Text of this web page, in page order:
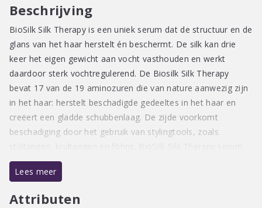
Beschrijving
BioSilk Silk Therapy is een uniek serum dat de structuur en de
glans van het haar herstelt én beschermt. De silk kan drie
keer het eigen gewicht aan vocht vasthouden en werkt
daardoor sterk vochtregulerend. De Biosilk Silk Therapy
bevat 17 van de 19 aminozuren die van nature aanwezig zijn
in het haar: herstelt beschadigde gedeeltes in het haar en
creëert een gladde schubbenlaag. De zijde voorkomt
beschadiging door het gebruik van stylingtools, zoals
voorkomt en repareert gespleten haarpunten en geeft het
haar een prachtige glans.
Lees meer
Attributen